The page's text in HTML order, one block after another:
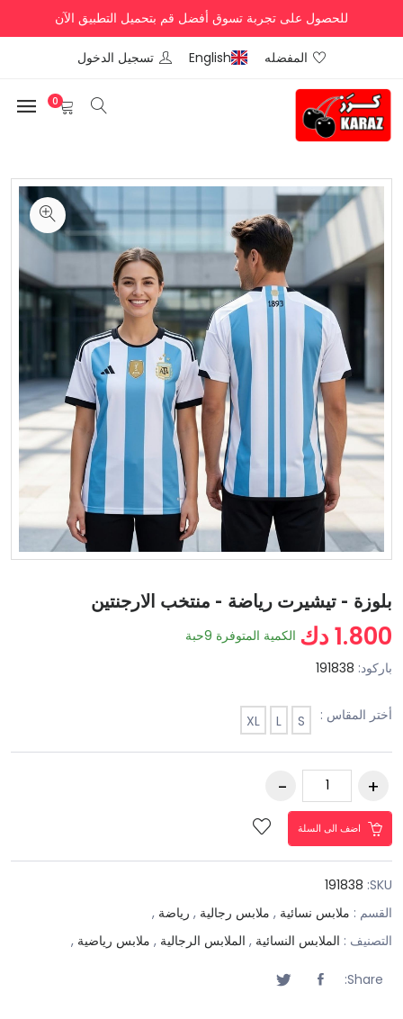
للحصول على تجربة تسوق أفضل قم بتحميل التطبيق الآن
المفضله English تسجيل الدخول
0
بلوزة - تيشيرت رياضة - منتخب الارجنتين
1.800 دك الكمية المتوفرة 9حبة
باركود: 191838
أختر المقاس : S
L
XL
اضف الى السلة
SKU:
191838
القسم : ملابس نسائية , ملابس رجالية , رياضة ,
التصنيف : الملابس النسائية , الملابس الرجالية , ملابس رياضية ,
Share: